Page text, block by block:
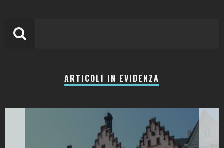
ARTICOLI IN EVIDENZA